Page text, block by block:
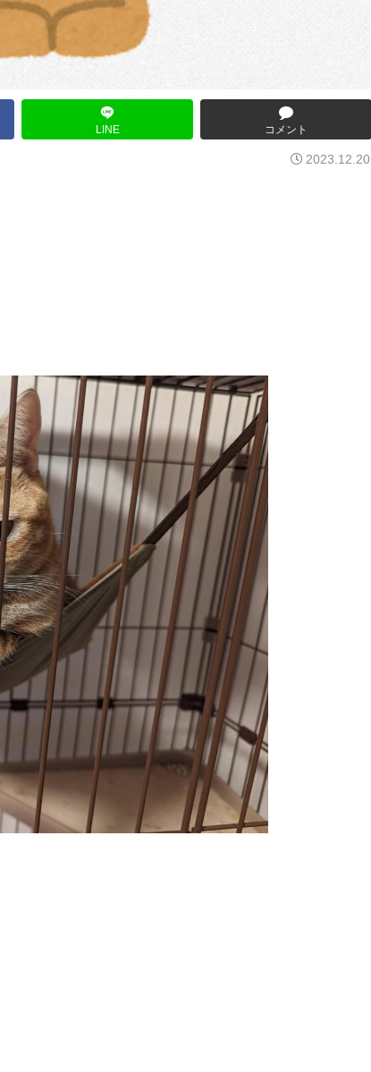
LINE コメント
2023.12.20